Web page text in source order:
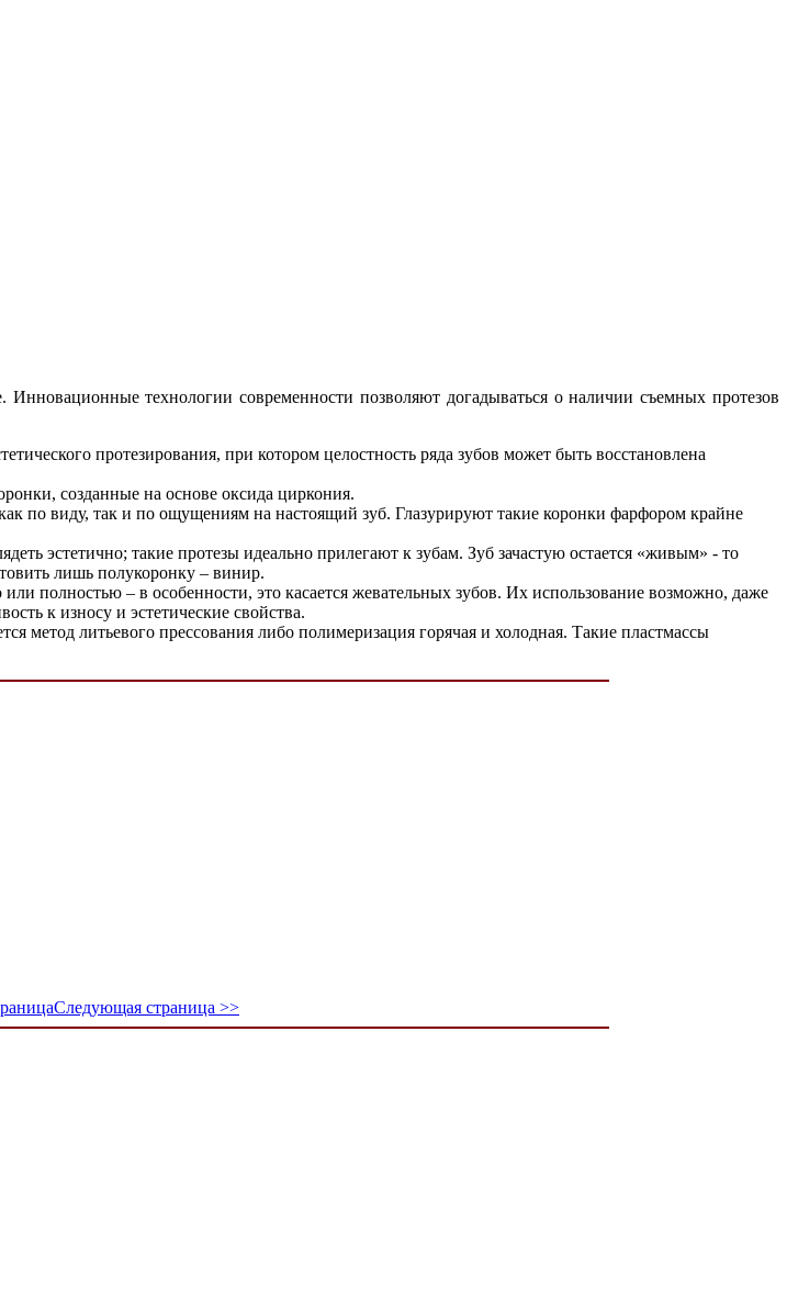
технологии современности позволяют догадываться о наличии съемных протезов
протезирования, при котором целостность ряда зубов может быть восстановлена
созданные на основе оксида циркония.
по виду, так и по ощущениям на настоящий зуб. Глазурируют такие коронки фарфором крайне
эстетично; такие протезы идеально прилегают к зубам. Зуб зачастую остается «живым» - то
лишь полукоронку – винир.
полностью – в особенности, это касается жевательных зубов. Их использование возможно, даже
к износу и эстетические свойства.
метод литьевого прессования либо полимеризация горячая и холодная. Такие пластмассы
Следующая страница >>